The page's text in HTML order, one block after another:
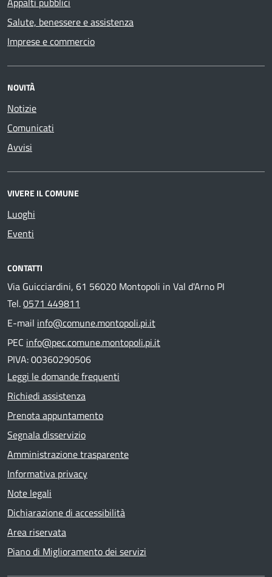
Salute, benessere e assistenza
Imprese e commercio
NOVITÀ
Notizie
Comunicati
Avvisi
VIVERE IL COMUNE
Luoghi
Eventi
CONTATTI
Via Guicciardini, 61 56020 Montopoli in Val d'Arno PI
Tel.0571 449811
E-mail info@comune.montopoli.pi.it
PEC info@pec.comune.montopoli.pi.it
PIVA: 00360290506
Leggi le domande frequenti
Richiedi assistenza
Prenota appuntamento
Segnala disservizio
Amministrazione trasparente
Informativa privacy
Note legali
Dichiarazione di accessibilità
Area riservata
Piano di Miglioramento dei servizi